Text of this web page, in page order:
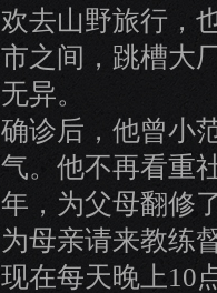
欢去山野旅行，
市之间，跳槽大
无异。
确诊后，他曾小
气。他不再看重
年，为父母翻修
为母亲请来教练
现在每天晚上10